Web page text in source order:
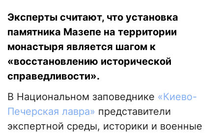
Эксперты считают, что установка
памятника Мазепе на территории
монастыря является шагом к
«восстановлению исторической
справедливости».
В Национальном заповеднике «Киево-
Печерская лавра» представители
экспертной среды, историки и военные